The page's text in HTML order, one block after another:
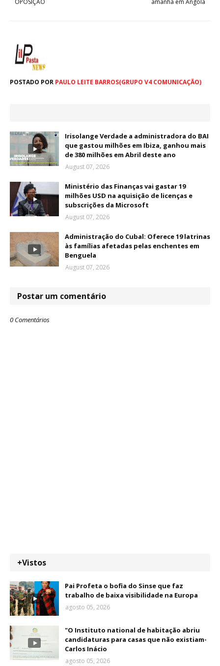
amanhã em Angola
OPOSIÇÃO
POSTADO POR PAULO LEITE BARROS(GRUPO V4 COMUNICAÇÃO)
Irisolange Verdade a administradora do BAI
que gastou milhões em Ibiza, ganhou mais
de 380 milhões em Abril deste ano
August 07, 2026
Ministério das Finanças vai gastar 19
milhões USD na aquisição de licenças e
subscrições da Microsoft
August 07, 2026
Administração do Cubal: Oferece 19 latrinas
às famílias afetadas pelas enchentes em
Benguela
August 07, 2026
Postar um comentário
0 Comentários
+Vistos
Pai Profeta o bofia do Sinse que faz
trabalho de baixa visibilidade na Europa
agosto 05, 2026
"O Instituto national de habitação abriu
candidaturas para casas que não existiam-
Carlos Inácio
agosto 05, 2026